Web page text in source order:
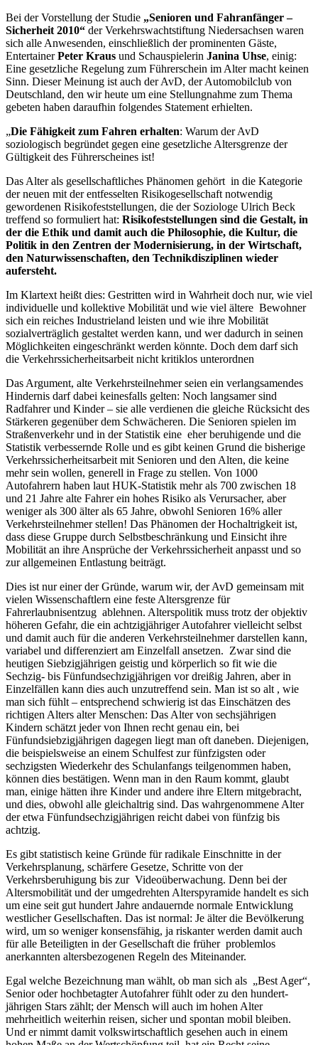
Bei der Vorstellung der Studie „Senioren und Fahranfänger –
Sicherheit 2010“ der Verkehrswachtstiftung Niedersachsen waren
sich alle Anwesenden, einschließlich der prominenten Gäste,
EntertainerPeter Kraus und Schauspielerin Janina Uhse, einig:
Eine gesetzliche Regelung zum Führerschein im Alter macht keinen
Sinn. Dieser Meinung ist auch der AvD, der Automobilclub von
Deutschland, den wir heute um eine Stellungnahme zum Thema
gebeten haben daraufhin folgendes Statement erhielten.
„Die Fähigkeit zum Fahren erhalten: Warum der AvD
soziologisch begründet gegen eine gesetzliche Altersgrenze der
Gültigkeit des Führerscheines ist!
Das Alter als gesellschaftliches Phänomen gehört in die Kategorie
der neuen mit der entfesselten Risikogesellschaft notwendig
gewordenen Risikofeststellungen, die der Soziologe Ulrich Beck
treffend so formuliert hat: Risikofeststellungen sind die Gestalt, in
der die Ethik und damit auch die Philosophie, die Kultur, die
Politik in den Zentren der Modernisierung, in der Wirtschaft,
den Naturwissenschaften, den Technikdisziplinen wieder
aufersteht.
Im Klartext heißt dies: Gestritten wird in Wahrheit doch nur, wie viel
individuelle und kollektive Mobilität und wie viel ältere Bewohner
sich ein reiches Industrieland leisten und wie ihre Mobilität
sozialverträglich gestaltet werden kann, und wer dadurch in seinen
Möglichkeiten eingeschränkt werden könnte. Doch dem darf sich
die Verkehrssicherheitsarbeit nicht kritiklos unterordnen
Das Argument, alte Verkehrsteilnehmer seien ein verlangsamendes
Hindernis darf dabei keinesfalls gelten: Noch langsamer sind
Radfahrer und Kinder – sie alle verdienen die gleiche Rücksicht des
Stärkeren gegenüber dem Schwächeren. Die Senioren spielen im
Straßenverkehr und in der Statistik eine eher beruhigende und die
Statistik verbessernde Rolle und es gibt keinen Grund die bisherige
Verkehrssicherheitsarbeit mit Senioren und den Alten, die keine
mehr sein wollen, generell in Frage zu stellen. Von 1000
Autofahrern haben laut HUK-Statistik mehr als 700 zwischen 18
und 21 Jahre alte Fahrer ein hohes Risiko als Verursacher, aber
weniger als 300 älter als 65 Jahre, obwohl Senioren 16% aller
Verkehrsteilnehmer stellen! Das Phänomen der Hochaltrigkeit ist,
dass diese Gruppe durch Selbstbeschränkung und Einsicht ihre
Mobilität an ihre Ansprüche der Verkehrssicherheit anpasst und so
zur allgemeinen Entlastung beiträgt.
Dies ist nur einer der Gründe, warum wir, der AvD gemeinsam mit
vielen Wissenschaftlern eine feste Altersgrenze für
Fahrerlaubnisentzug ablehnen. Alterspolitik muss trotz der objektiv
höheren Gefahr, die ein achtzigjähriger Autofahrer vielleicht selbst
und damit auch für die anderen Verkehrsteilnehmer darstellen kann,
variabel und differenziert am Einzelfall ansetzen. Zwar sind die
heutigen Siebzigjährigen geistig und körperlich so fit wie die
Sechzig- bis Fünfundsechzigjährigen vor dreißig Jahren, aber in
Einzelfällen kann dies auch unzutreffend sein. Man ist so alt , wie
man sich fühlt – entsprechend schwierig ist das Einschätzen des
richtigen Alters alter Menschen: Das Alter von sechsjährigen
Kindern schätzt jeder von Ihnen recht genau ein, bei
Fünfundsiebzigjährigen dagegen liegt man oft daneben. Diejenigen,
die beispielsweise an einem Schulfest zur fünfzigsten oder
sechzigsten Wiederkehr des Schulanfangs teilgenommen haben,
können dies bestätigen. Wenn man in den Raum kommt, glaubt
man, einige hätten ihre Kinder und andere ihre Eltern mitgebracht,
und dies, obwohl alle gleichaltrig sind. Das wahrgenommene Alter
der etwa Fünfundsechzigjährigen reicht dabei von fünfzig bis
achtzig.
Es gibt statistisch keine Gründe für radikale Einschnitte in der
Verkehrsplanung, schärfere Gesetze, Schritte von der
Verkehrsberuhigung bis zur Videoüberwachung. Denn bei der
Altersmobilität und der umgedrehten Alterspyramide handelt es sich
um eine seit gut hundert Jahre andauernde normale Entwicklung
westlicher Gesellschaften. Das ist normal: Je älter die Bevölkerung
wird, um so weniger konsensfähig, ja riskanter werden damit auch
für alle Beteiligten in der Gesellschaft die früher problemlos
anerkannten altersbezogenen Regeln des Miteinander.
Egal welche Bezeichnung man wählt, ob man sich als „Best Ager“,
Senior oder hochbetagter Autofahrer fühlt oder zu den hundert-
jährigen Stars zählt; der Mensch will auch im hohen Alter
mehrheitlich weiterhin reisen, sicher und spontan mobil bleiben.
Und er nimmt damit volkswirtschaftlich gesehen auch in einem